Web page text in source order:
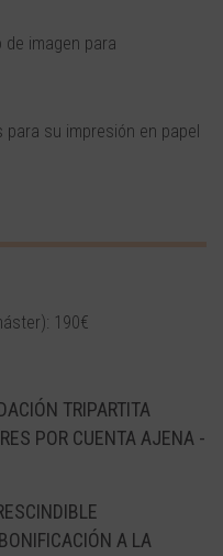
de imagen para
su impresión en papel
190€
TRIPARTITA
POR CUENTA AJENA -
A LA